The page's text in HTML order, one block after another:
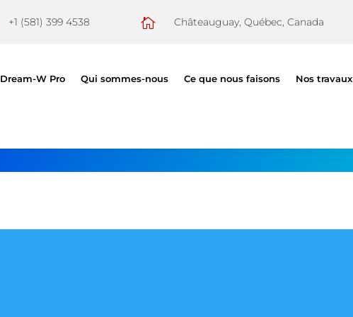
+1 (581) 399 4538  Châteauguay, Québec, Canada
Dream-W Pro Qui sommes-nous Ce que nous faisons Nos travaux